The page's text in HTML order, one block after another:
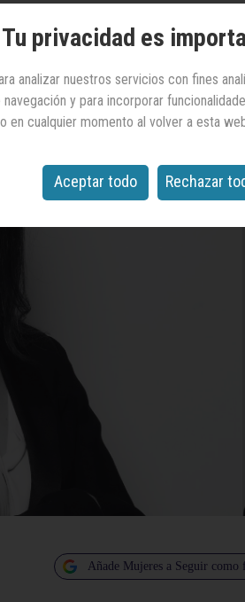
Añade Mujeres a Seguir como
Tu privacidad es
analizar nuestros servicios con fines
y para incorporar
en cualquier momento al volver a esta
Aceptar todo Rechazar